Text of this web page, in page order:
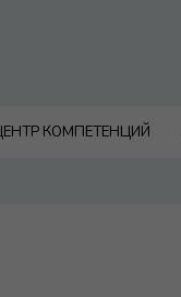
КОМПЕТЕНЦИЙ